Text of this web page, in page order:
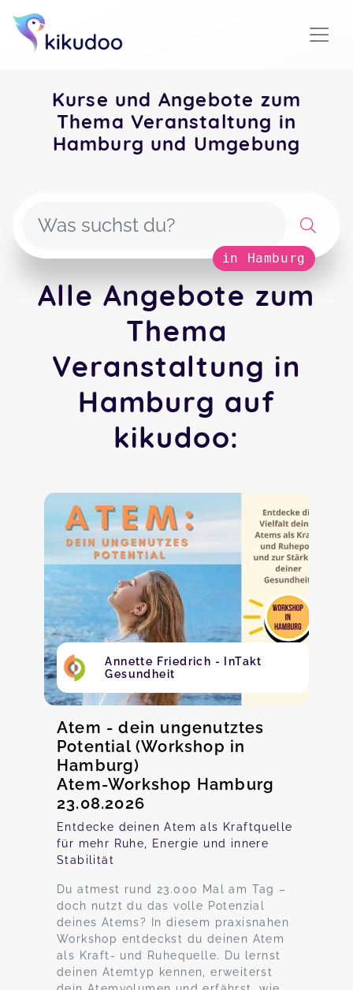
Kurse und Angebote zum
Thema Veranstaltung in
Hamburg und Umgebung
in Hamburg
Alle Angebote zum
Thema
Veranstaltung in
Hamburg auf
kikudoo:
Annette Friedrich - InTakt
Gesundheit
Atem - dein ungenutztes
Potential (Workshop in
Hamburg)
Atem-Workshop Hamburg
23.08.2026
Entdecke deinen Atem als Kraftquelle
für mehr Ruhe, Energie und innere
Stabilität
Du atmest rund 23.000 Mal am Tag –
doch nutzt du das volle Potenzial
deines Atems? In diesem praxisnahen
Workshop entdeckst du deinen Atem
als Kraft- und Ruhequelle. Du lernst
deinen Atemtyp kennen, erweiterst